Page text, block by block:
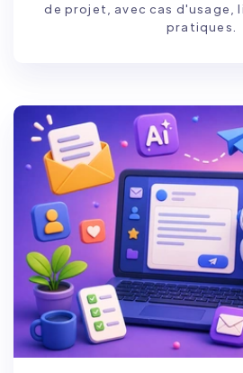
de projet, avec cas d'usage,
pratiques.